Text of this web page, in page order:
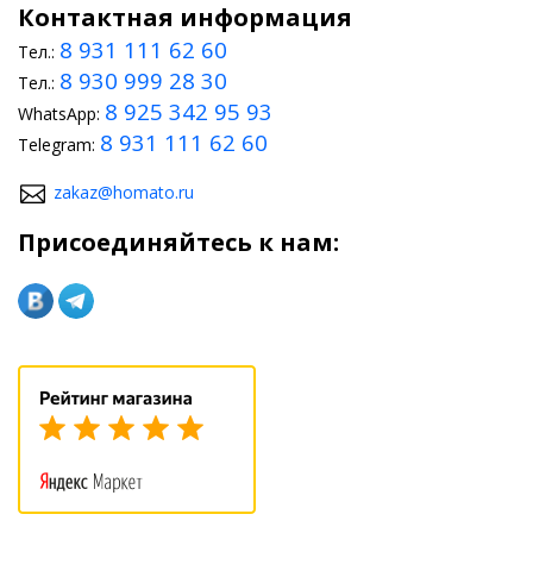
Контактная информация
Тел.: 8 931 111 62 60
Тел.: 8 930 999 28 30
WhatsApp: 8 925 342 95 93
Telegram: 8 931 111 62 60
zakaz@homato.ru
Присоединяйтесь к нам: